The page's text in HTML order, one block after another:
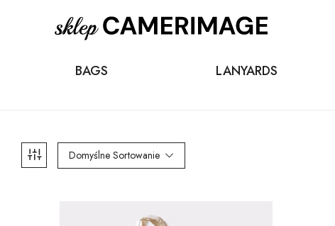
BAGS LANYARDS
Domyślne Sortowanie